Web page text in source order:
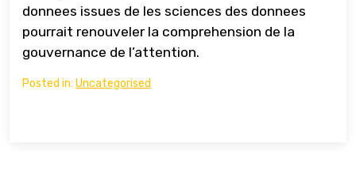
donnees issues de les sciences des donnees
pourrait renouveler la comprehension de la
gouvernance de l’attention.
Posted in: Uncategorised